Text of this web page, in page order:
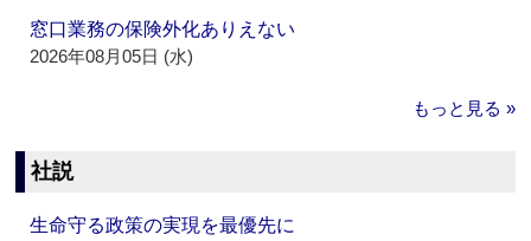
窓口業務の保険外化ありえない
2026年08月05日 (水)
もっと見る »
社説
生命守る政策の実現を最優先に